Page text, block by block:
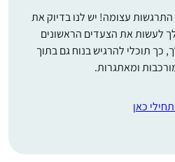
עצומה! יש לנו בדיוק את
לעשות את הצעדים הראשונים
כך תוכלי להרגיש בנוח גם בתוך
ומאתגרות.
כאן